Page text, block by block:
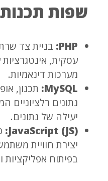
שפות
PHP: בניית צד
עסקית, אינטגרציות
מערכות דינאמיות.
MySQL: תכנון,
נתונים רלציוניים
יעילה של נתונים.
JavaScript (JS):
יצירת חוויית
בפיתוח אפליקציות